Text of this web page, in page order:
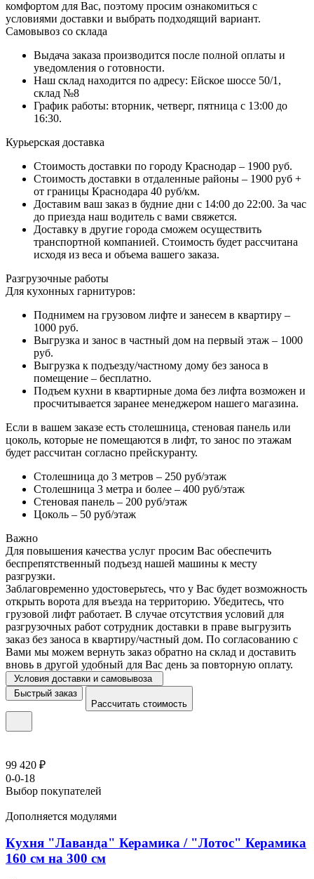
комфортом для Вас, поэтому просим ознакомиться с
условиями доставки и выбрать подходящий вариант.
Самовывоз со склада
Выдача заказа производится после полной оплаты и
уведомления о готовности.
Наш склад находится по адресу: Ейское шоссе 50/1,
склад №8
График работы: вторник, четверг, пятница с 13:00 до
16:30.
Курьерская доставка
Стоимость доставки по городу Краснодар – 1900 руб.
Стоимость доставки в отдаленные районы – 1900 руб +
от границы Краснодара 40 руб/км.
Доставим ваш заказ в будние дни с 14:00 до 22:00. За час
до приезда наш водитель с вами свяжется.
Доставку в другие города сможем осуществить
транспортной компанией. Стоимость будет рассчитана
исходя из веса и объема вашего заказа.
Разгрузочные работы
Для кухонных гарнитуров:
Поднимем на грузовом лифте и занесем в квартиру –
1000 руб.
Выгрузка и занос в частный дом на первый этаж – 1000
руб.
Выгрузка к подъезду/частному дому без заноса в
помещение – бесплатно.
Подъем кухни в квартирные дома без лифта возможен и
просчитывается заранее менеджером нашего магазина.
Если в вашем заказе есть столешница, стеновая панель или
цоколь, которые не помещаются в лифт, то занос по этажам
будет рассчитан согласно прейскуранту.
Столешница до 3 метров – 250 руб/этаж
Столешница 3 метра и более – 400 руб/этаж
Стеновая панель – 200 руб/этаж
Цоколь – 50 руб/этаж
Важно
Для повышения качества услуг просим Вас обеспечить
беспрепятственный подъезд нашей машины к месту
разгрузки.
Заблаговременно удостоверьтесь, что у Вас будет возможность
открыть ворота для въезда на территорию. Убедитесь, что
грузовой лифт работает. В случае отсутствия условий для
разгрузочных работ сотрудник доставки в праве выгрузить
заказ без заноса в квартиру/частный дом. По согласованию с
Вами мы можем вернуть заказ обратно на склад и доставить
вновь в другой удобный для Вас день за повторную оплату.
Условия доставки и самовывоза
Быстрый заказ
Рассчитать стоимость
99 420 ₽
0-0-18
Выбор покупателей
Дополняется модулями
Кухня "Лаванда" Керамика / "Лотос" Керамика
160 см на 300 см